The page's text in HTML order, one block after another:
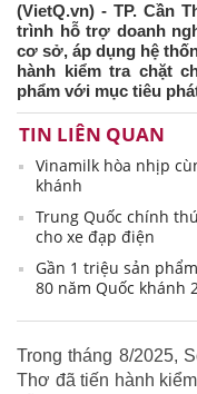
(VietQ.vn) - TP. Cần
trình hỗ trợ doanh
cơ sở, áp dụng hệ
hành kiểm tra chặt
phẩm với mục tiêu
TIN LIÊN QUAN
Vinamilk hòa nhịp
khánh
Trung Quốc chính
cho xe đạp điện
Gần 1 triệu sản
80 năm Quốc khánh
Trong tháng 8/2025,
Thơ đã tiến hành